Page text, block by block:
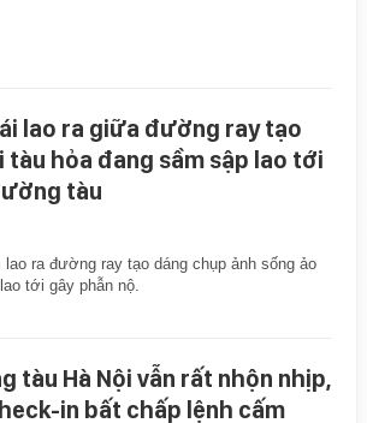
lao ra giữa đường ray tạo
tàu hỏa đang sầm sập lao tới
tàu
ra đường ray tạo dáng chụp ảnh sống ảo
tới gây phẫn nộ.
tàu Hà Nội vẫn rất nhộn nhịp,
in bất chấp lệnh cấm